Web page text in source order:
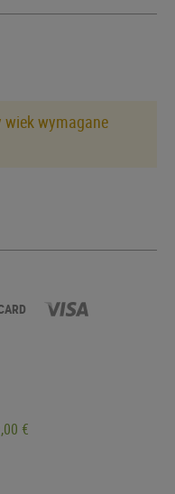
wymagane
€